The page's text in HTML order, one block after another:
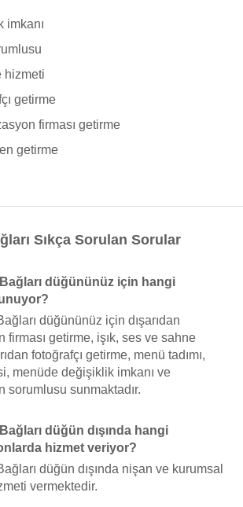
imkanı
hizmeti
getirme
firması getirme
getirme
Sıkça Sorulan Sorular
Bağları düğününüz için hangi
düğününüz için dışarıdan
firması getirme, işık, ses ve sahne
fotoğrafçı getirme, menü tadımı,
menüde değişiklik imkanı ve
sorumlusu sunmaktadır.
düğün dışında hangi
hizmet veriyor?
düğün dışında nişan ve kurumsal
vermektedir.